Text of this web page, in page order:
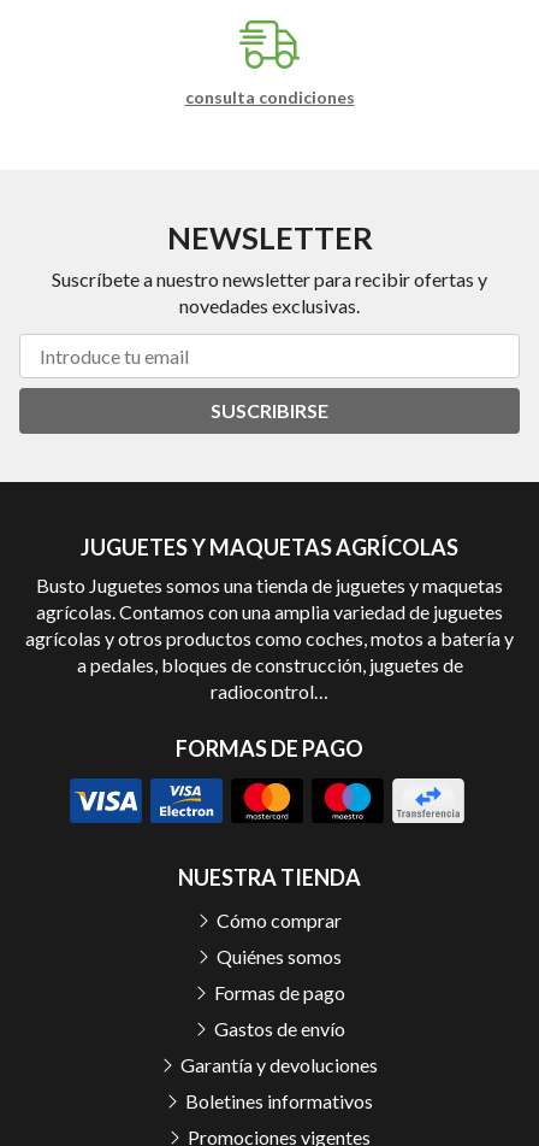
consulta condiciones
NEWSLETTER
Suscríbete a nuestro newsletter para recibir ofertas y
novedades exclusivas.
SUSCRIBIRSE
JUGUETES Y MAQUETAS AGRÍCOLAS
Busto Juguetes somos una tienda de juguetes y maquetas
agrícolas. Contamos con una amplia variedad de juguetes
agrícolas y otros productos como coches, motos a batería y
a pedales, bloques de construcción, juguetes de
radiocontrol…
FORMAS DE PAGO
NUESTRA TIENDA
Cómo comprar
Quiénes somos
Formas de pago
Gastos de envío
Garantía y devoluciones
Boletines informativos
Promociones vigentes